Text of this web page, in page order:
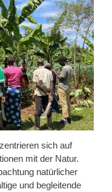
sich auf
mit der Natur.
natürlicher
und begleitende